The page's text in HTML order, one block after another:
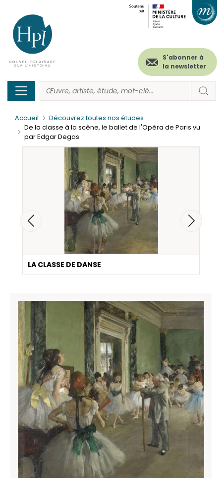
contenu
principal
Menu
secondaire
(header)
S'abonner à
la newsletter
Accueil
Découvrez toutes nos études
De la classe à la scène, le ballet de l'Opéra de Paris vu
par Edgar Degas
LA CLASSE DE DANSE